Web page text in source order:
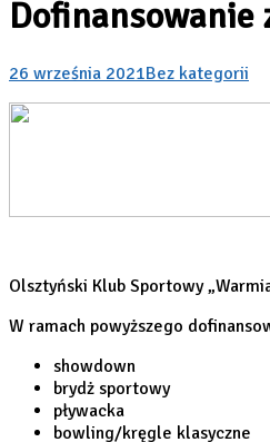
Dofinansowanie
26 września 2021Bez kategorii
Olsztyński Klub Sportowy
W ramach powyższego
showdown
brydż sportowy
pływacka
bowling/kręgle klasyczne